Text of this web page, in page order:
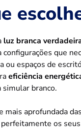
luz branca
configurações que
ou espaços de
eficiência
simular branco.
mais aprofundada
os